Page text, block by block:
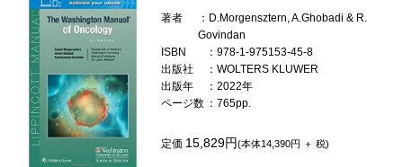
著者
：D.Morgensztern, A.Ghobadi & R.
Govindan
ISBN
：978-1-975153-45-8
出版社
：WOLTERS KLUWER
出版年
：2022年
ページ数 ：765pp.
定価 15,829円(本体14,390円 ＋ 税)